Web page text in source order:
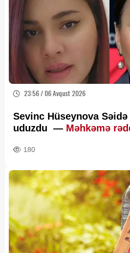
23:56 / 06 Avqust 2026
Sevinc Hüseynova Səidə
uduzdu — Məhkəmə
180